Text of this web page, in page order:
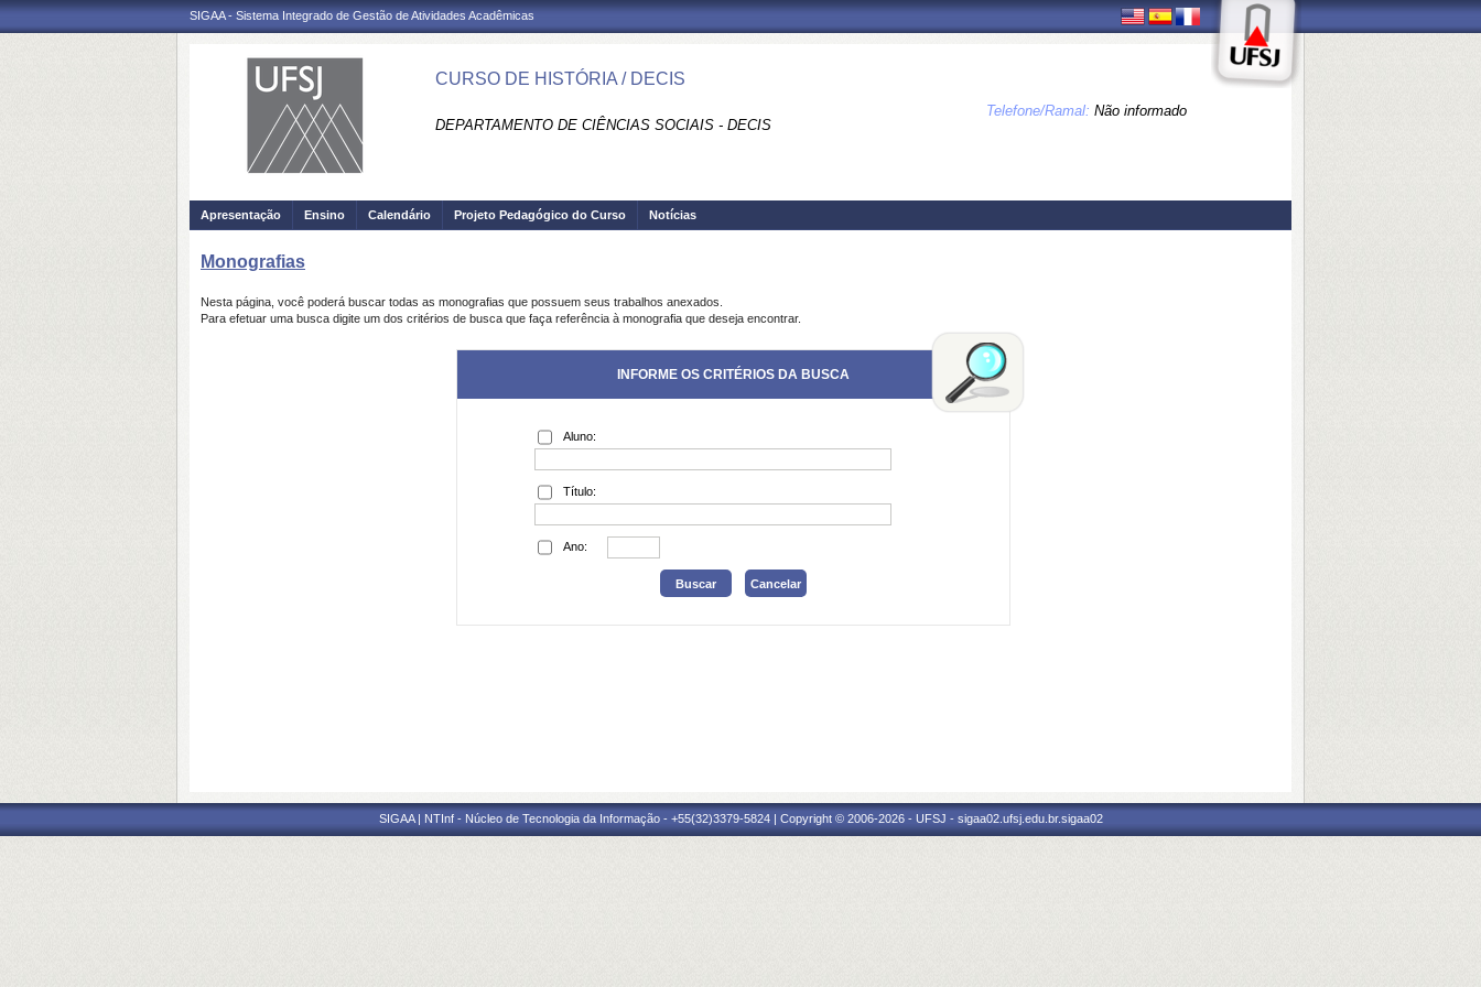
SIGAA - Sistema Integrado de Gestão de Atividades Acadêmicas
CURSO DE HISTÓRIA / DECIS
DEPARTAMENTO DE CIÊNCIAS SOCIAIS - DECIS
Telefone/Ramal: Não informado
Apresentação Ensino Calendário Projeto Pedagógico do Curso Notícias
Monografias
Nesta página, você poderá buscar todas as monografias que possuem seus trabalhos anexados.
Para efetuar uma busca digite um dos critérios de busca que faça referência à monografia que deseja encontrar.
INFORME OS CRITÉRIOS DA BUSCA
Aluno:
Título:
Ano:
SIGAA | NTInf - Núcleo de Tecnologia da Informação - +55(32)3379-5824 | Copyright © 2006-2026 - UFSJ - sigaa02.ufsj.edu.br.sigaa02